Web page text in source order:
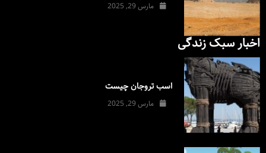
مارس 29, 2025
اخبار سبک زندگی
اسب تروجان چیست
مارس 29, 2025